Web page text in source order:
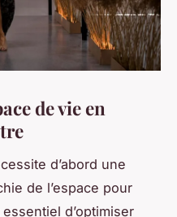
de vie en
d’abord une
de l’espace pour
d’optimiser